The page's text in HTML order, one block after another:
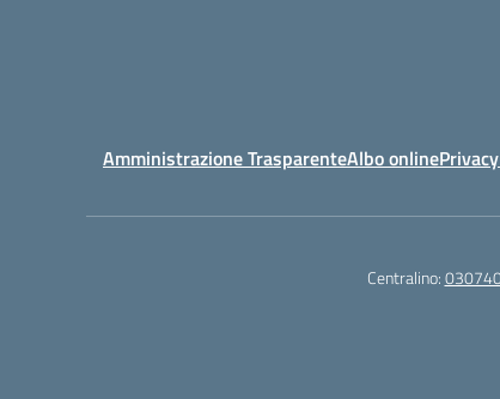
Amministrazione TrasparenteAlbo online
Centralino: